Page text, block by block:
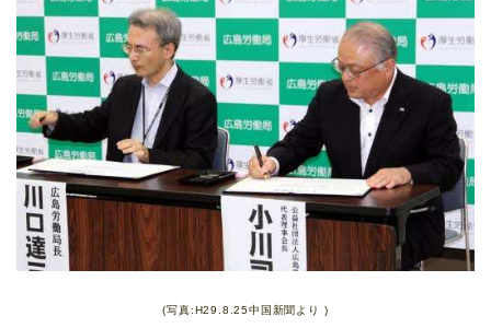
(写真:H29.8.25中国新聞より )